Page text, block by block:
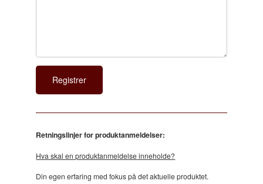
Retningslinjer for produktanmeldelser:
Hva skal en produktanmeldelse inneholde?
Din egen erfaring med fokus på det aktuelle produktet.